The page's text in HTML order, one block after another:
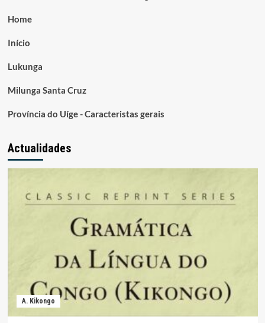
Home
Início
Lukunga
Milunga Santa Cruz
Província do Uíge - Caracteristas gerais
Actualidades
A. Kikongo